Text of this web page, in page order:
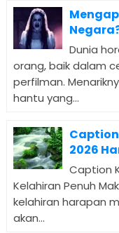
Dunia
orang, baik dalam
perfilman.
hantu yang...
2026
Caption
Kelahiran Penuh
kelahiran harapan
akan...